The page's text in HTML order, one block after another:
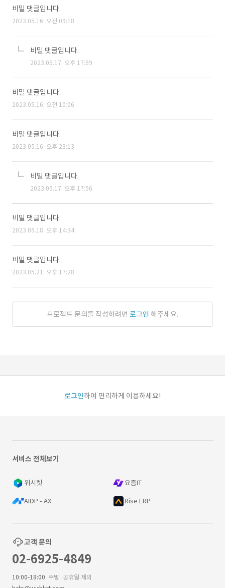
비밀 댓글입니다.
2023.05.16. 오전 09:18
비밀 댓글입니다.
2023.05.17. 오후 17:59
비밀 댓글입니다.
2023.05.16. 오전 10:06
비밀 댓글입니다.
2023.05.16. 오후 23:13
비밀 댓글입니다.
2023.05.17. 오후 17:56
비밀 댓글입니다.
2023.05.18. 오후 14:34
비밀 댓글입니다.
2023.05.21. 오후 17:28
프로젝트 문의를 작성하려면 로그인 해주세요.
로그인하여 편리하게 이용하세요!
서비스 전체보기
위시켓 요즘IT
AIDP - AX Rise ERP
고객 문의
02-6925-4849
10:00-18:00 주말·공휴일 제외